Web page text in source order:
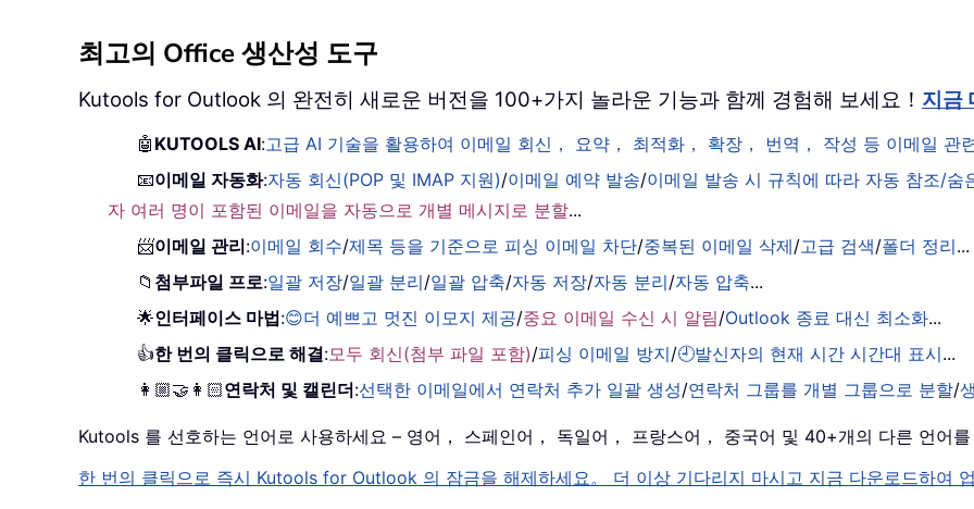
최고의 Office 생산성 도구
Kutools for Outlook 의 완전히 새로운 버전을 100+가지 놀라운 기능과 함께 경험해 보세요！ 지금
🤖 KUTOOLS AI:고급 AI 기술을 활용하여 이메일 회신， 요약， 최적화， 확장， 번역， 작성 등 이메일 관
📧이메일 자동화:자동 회신(POP 및 IMAP 지원)/이메일 예약 발송/이메일 발송 시 규칙에 따라 자동 참조/숨
자 여러 명이 포함된 이메일을 자동으로 개별 메시지로 분할...
📨이메일 관리:이메일 회수/제목 등을 기준으로 피싱 이메일 차단/중복된 이메일 삭제/고급 검색/폴더 정리...
📁 첨부파일 프로:일괄 저장/일괄 분리/일괄 압축/자동 저장/자동 분리/자동 압축...
🌟인터페이스 마법:😊더 예쁘고 멋진 이모지 제공/중요 이메일 수신 시 알림/Outlook 종료 대신 최소화...
👍한 번의 클릭으로 해결:모두 회신(첨부 파일 포함)/피싱 이메일 방지/🕘발신자의 현재 시간 시간대 표시...
👩🏼‍🤝‍👩🏻연락처 및 캘린더:선택한 이메일에서 연락처 추가 일괄 생성/연락처 그룹를 개별 그룹으로 분할/
Kutools 를 선호하는 언어로 사용하세요 – 영어， 스페인어， 독일어， 프랑스어， 중국어 및 40+개의 다른 언어를
한 번의 클릭으로 즉시 Kutools for Outlook 의 잠금을 해제하세요。 더 이상 기다리지 마시고 지금 다운로드하여